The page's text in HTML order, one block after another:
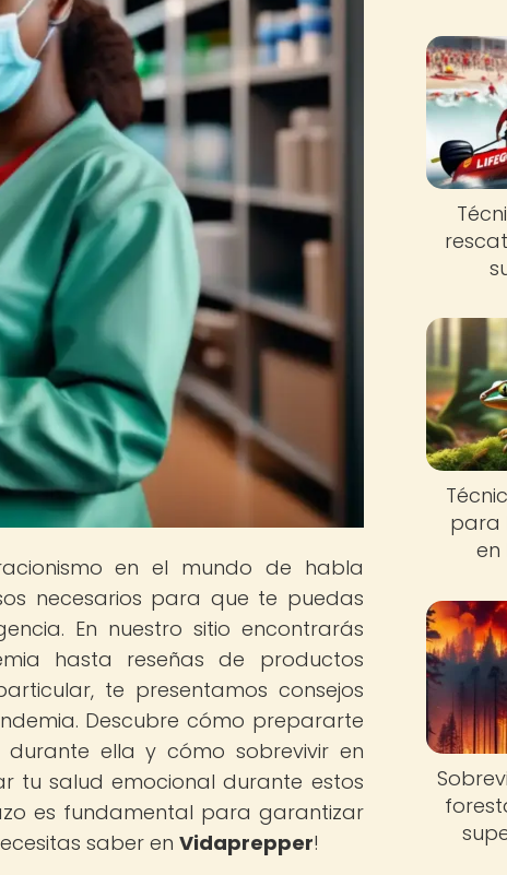
en el mundo de habla
necesarios para que te puedas
En nuestro sitio encontrarás
hasta reseñas de productos
te presentamos consejos
Descubre cómo prepararte
ella y cómo sobrevivir en
tu salud emocional durante estos
es fundamental para garantizar
saber en Vidaprepper!
para
en